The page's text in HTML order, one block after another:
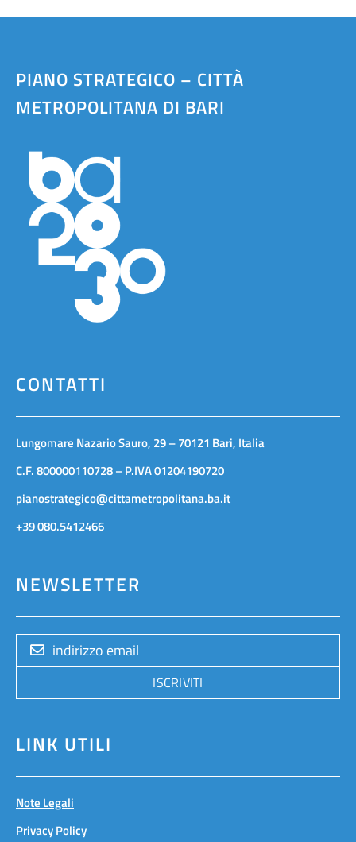
PIANO STRATEGICO – CITTÀ
METROPOLITANA DI BARI
CONTATTI
Lungomare Nazario Sauro, 29 – 70121 Bari, Italia
C.F. 800000110728 – P.IVA 01204190720
pianostrategico@cittametropolitana.ba.it
+39 080.5412466
NEWSLETTER
ISCRIVITI
LINK UTILI
Note Legali
Privacy Policy